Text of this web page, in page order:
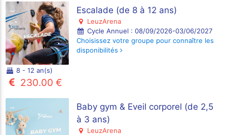
Escalade (de 8 à 12 ans)
LeuzArena
Cycle Annuel : 08/09/2026-03/06/2027
Choisissez votre groupe pour connaître les
disponibilités
8 - 12 an(s)
230.00 €
Baby gym & Eveil corporel (de 2,5
à 3 ans)
LeuzArena